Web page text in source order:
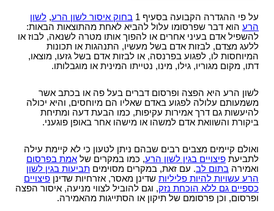
חוק הפיצויים לנפגעי תאונות דרכים
עורך דין תאונת דרכים, עברת תאונה? נשאר לבחור
עו"ד
תקנות פיצויים לנפגעי תאונות דרכים (תשלומים
חוק נפגעי תאונות דרכים (סיוע לבני משפחה)
ייעוץ - עורכי דין
תביעת פיצויים - דוגמאות
פורום אורטופדיה וכירורגיה
רשלנות רפואית- העברת נטל הראיה אל הנתבעים
רשלנות רפואית - ניתוחים
רשלנות רפואית - אבחון לקוי
רשלנות רפואית בלידה - הריון
תביעת רשלנות רפואית - הריון, לידה
שיתוק מוחין, פיגור שכלי, תביעת רשלנות רפואית
רשלנות רפואית- ניתוח פלסטי קוסמטי
זכויות החולה- על הזכויות שלנו בתחום הבריאות
מידע על תביעות רשלנות רפואית
ס` 35-36 לחוק הנזיקין
תיעוד חומר רפואי - רשלנות רפואית
קצין תגמולים - בקשה לעיון נוסף
קצין תגמולים דחה את תביעתך?
נכי צה"ל וחוק הנכים, לאן?
נפגעי פעולות איבה - טרור
הלם קרב
מאגר חוקים| דיני צבא
נכי צה"ל - דוגמאות לתביעות נכות
עורכי דין מייעצים- משרד הביטחון, צבא
קטעי עיתונות
תאונות אופניים
תאונות אופנוע - רכב דו גלגלי
תביעת ביטוח בגין נכות מתאונה ומחלוקת בנוגע
לפרשנות חישוב הפיצוי
פגיעות ברחוב - תאונה בשטח ציבורי
חיה מועדת - נשיכת כלב
רשלנות מקצועית
זכויות נפגעי עבירה| קורבנות משפט פלילי ועבירות
מין
חוק פיצוי לנפגעי פוליו, התשס"ז-2007
בדיקת החזרי מס
על פי ההגדרה הקבועה בסעיף 1 בחוק איסור לשון הרע, לשון
הרע הוא דבר שפרסומו עלול להביא לאחת מהתוצאות הבאות:
להשפיל אדם בעיני אחרים או להפוך אותו מטרה לשנאה, לבוז או
ללעג מצדם, לבזות אדם בשל מעשיו, התנהגות או תכונות
המיוחסות לו, לפגוע בפרנסה, או לבזות אדם בשל גזעו, מוצאו,
דתו, מקום מגוריו, גילו, מינו, נטייתו המינית או מוגבלותו.
לשון הרע היא הפצה ופרסום דברים בעל פה או בכתב אשר
משמעותם עלולה לפגוע באדם שאליו הם מיוחסים, והיא יכולה
להיעשות גם דרך אמירות עקיפות, כמו הבעת דעה ומתיחת
ביקורת והשוואת אדם למשהו או מישהו אחר באופן פוגעני.
ואולם קיימים מצבים רבים שבהם ניתן לטעון כי לא קיימת עילה
לתביעת פיצויים בגין לשון הרע, כמו במקרים של אמת בפרסום
ואמירה בתום לב. עם זאת, במקרים מסוימים תביעות בגין לשון
הרע עשויות להיות פליליות שדינן מאסר, אזרחיות שדינן פיצויים
כספיים גם ללא הוכחת נזק, וגם להוביל לצווי מניעה, איסור הפצה
ופרסום, וכן פרסומם של תיקון או הסתייגות מהאמירה.